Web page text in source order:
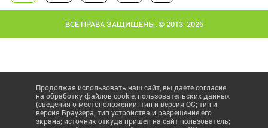
ВСЕ ПРАВА ЗАЩИЩЕНЫ. © 2013-2026
Продолжая использовать наш сайт, вы даете согласие
на обработку файлов cookie, пользовательских данных
(сведения о местоположении; тип и версия ОС; тип и
версия Браузера; тип устройства и разрешение его
экрана; источник откуда пришел на сайт пользователь;